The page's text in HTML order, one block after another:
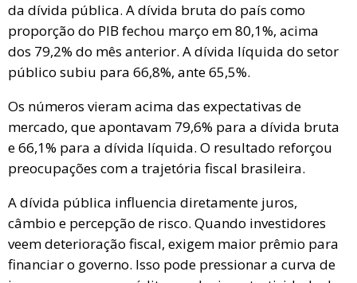
da dívida pública. A dívida bruta do país como
proporção do PIB fechou março em 80,1%, acima
dos 79,2% do mês anterior. A dívida líquida do setor
público subiu para 66,8%, ante 65,5%.
Os números vieram acima das expectativas de
mercado, que apontavam 79,6% para a dívida bruta
e 66,1% para a dívida líquida. O resultado reforçou
preocupações com a trajetória fiscal brasileira.
A dívida pública influencia diretamente juros,
câmbio e percepção de risco. Quando investidores
veem deterioração fiscal, exigem maior prêmio para
financiar o governo. Isso pode pressionar a curva de